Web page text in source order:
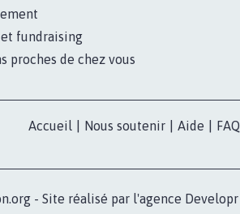
fundraising
proches de chez vous
Accueil Nous soutenir Aide FAQ
- Site réalisé par l'agence Developr